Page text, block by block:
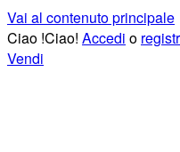
Vai al contenuto principale
Ciao !Ciao! Accedi o
Vendi